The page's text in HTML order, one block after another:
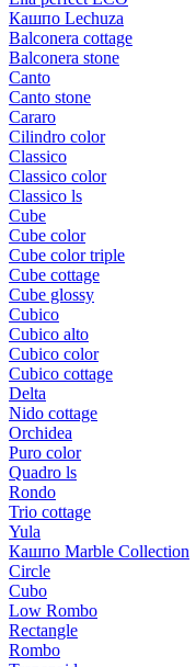
Кашпо Lechuza
Balconera cottage
Balconera stone
Canto
Canto stone
Cararo
Cilindro color
Classico
Classico color
Classico ls
Cube
Cube color
Cube color triple
Cube cottage
Cube glossy
Cubico
Cubico alto
Cubico color
Cubico cottage
Delta
Nido cottage
Orchidea
Puro color
Quadro ls
Rondo
Trio cottage
Yula
Кашпо Marble Collection
Circle
Cubo
Low Rombo
Rectangle
Rombo